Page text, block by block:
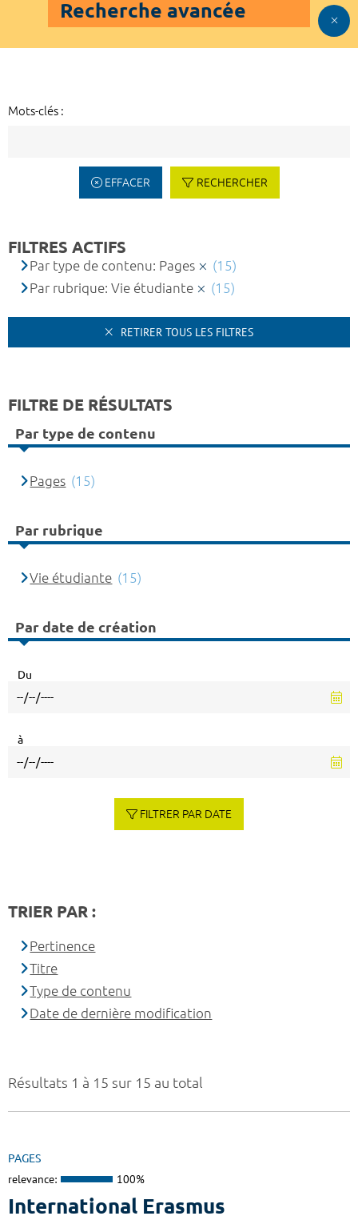
Recherche avancée
Mots-clés :
EFFACER RECHERCHER
Résultats 1 à 15 sur 15 au total
PAGES
relevance: 100%
International Erasmus
FILTRES ACTIFS
Par type de contenu: Pages
(15)
Par rubrique: Vie étudiante
(15)
RETIRER TOUS LES FILTRES
FILTRE DE RÉSULTATS
Par type de contenu
Pages (15)
Par rubrique
Vie étudiante (15)
Par date de création
Du
à
FILTRER PAR DATE
TRIER PAR :
Pertinence
Titre
Type de contenu
Date de dernière modification